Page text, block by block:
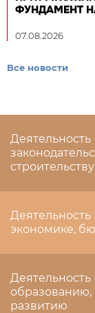
ФУНДАМЕНТ
07.08.2026
Все новости
строительству
экономике,
образованию,
развитию